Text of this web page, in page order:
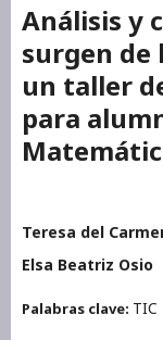
Análisis y
surgen de
un taller
para
Teresa del
Elsa Beatriz Osio
Palabras clave: TIC